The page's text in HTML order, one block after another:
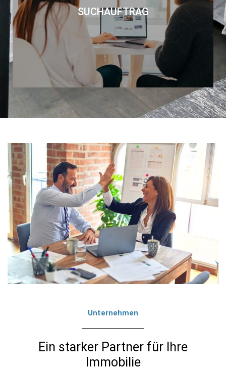
SUCHAUFTRAG
SUCHAUFTRAG
Sie haben Ihre Traumimmobilie noch nicht
gefunden? Wir unterstützen Sie bei der Suche.
Unternehmen
Ein starker Partner für Ihre
Immobilie